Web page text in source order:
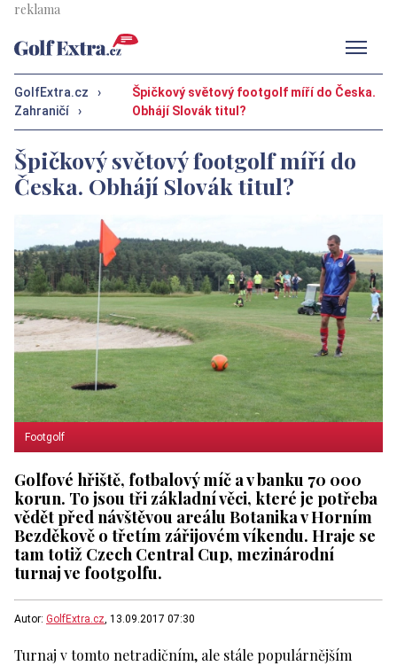
GolfExtra.cz
›
Zahraničí
›
Špičkový světový footgolf míří do Česka.
Obhájí Slovák titul?
Špičkový světový footgolf míří do
Česka. Obhájí Slovák titul?
Footgolf
Golfové hřiště, fotbalový míč a v banku 70 000
korun. To jsou tři základní věci, které je potřeba
vědět před návštěvou areálu Botanika v Horním
Bezděkově o třetím zářijovém víkendu. Hraje se
tam totiž Czech Central Cup, mezinárodní
turnaj ve footgolfu.
Autor: GolfExtra.cz, 13.09.2017 07:30
Turnaj v tomto netradičním, ale stále populárnějším